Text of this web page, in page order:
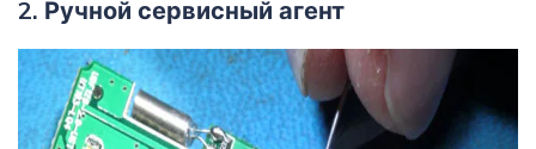
2. Ручной сервисный агент